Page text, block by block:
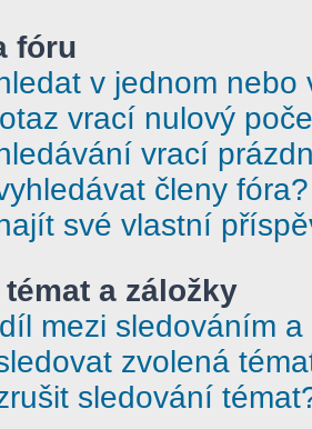
fóru
v jednom nebo
vrací nulový
vrací
členy fóra?
své vlastní
a záložky
mezi sledováním a
zvolená
sledování